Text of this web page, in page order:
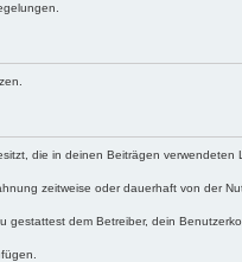
die in deinen Beiträgen verwendeten
zeitweise oder dauerhaft von der
gestattest dem Betreiber, dein